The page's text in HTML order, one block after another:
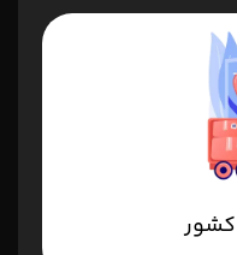
کشور